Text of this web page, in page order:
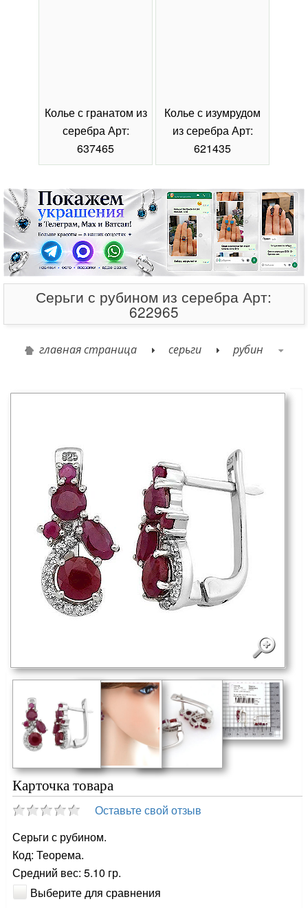
Колье с гранатом из
серебра Арт:
637465
Колье с изумрудом
из серебра Арт:
621435
Серьги с рубином из серебра Арт:
622965
главная страница серьги рубин
Карточка товара
Оставьте свой отзыв
Серьги с рубином.
Код: Теорема.
Средний вес: 5.10 гр.
Выберите для сравнения